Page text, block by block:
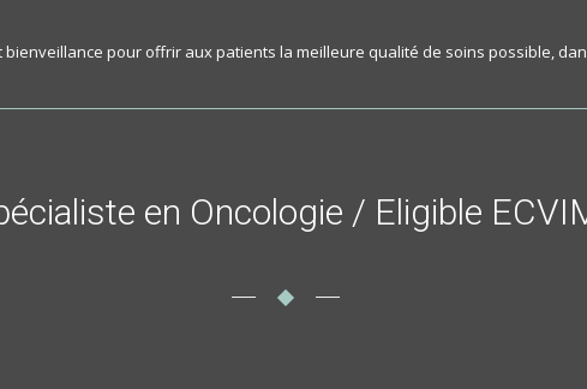
pour offrir aux patients la meilleure qualité de soins possible,
en Oncologie / Eligible